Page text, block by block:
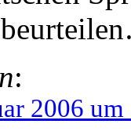
:
2006